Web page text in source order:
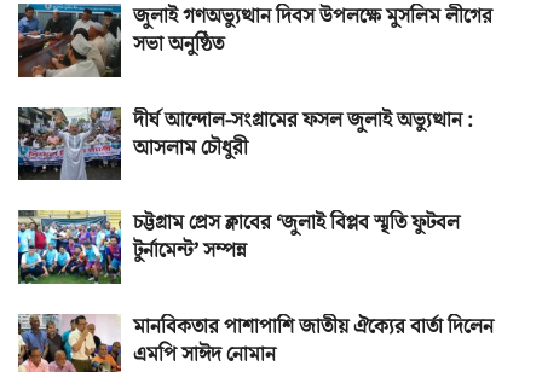
জুলাই গণঅভ্যুত্থান দিবস উপলক্ষে মুসলিম লীগের
সভা অনুষ্ঠিত
দীর্ঘ আন্দোল-সংগ্রামের ফসল জুলাই অভ্যুত্থান :
আসলাম চৌধুরী
চট্টগ্রাম প্রেস ক্লাবের ‘জুলাই বিপ্লব স্মৃতি ফুটবল
টুর্নামেন্ট’ সম্পন্ন
মানবিকতার পাশাপাশি জাতীয় ঐক্যের বার্তা দিলেন
এমপি সাঈদ নোমান